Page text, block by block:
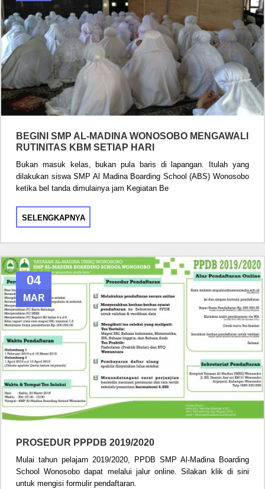
BEGINI SMP AL-MADINA WONOSOBO MENGAWALI
RUTINITAS KBM SETIAP HARI
Bukan masuk kelas, bukan pula baris di lapangan. Itulah yang
dilakukan siswa SMP Al Madina Boarding School (ABS) Wonosobo
ketika bel tanda dimulainya jam Kegiatan Be
SELENGKAPNYA
04
MAR
PROSEDUR PPPDB 2019/2020
Mulai tahun pelajarn 2019/2020, PPDB SMP Al-Madina Boarding
School Wonosobo dapat melalui jalur online. Silakan klik di sini
untuk mengisi formulir pendaftaran.